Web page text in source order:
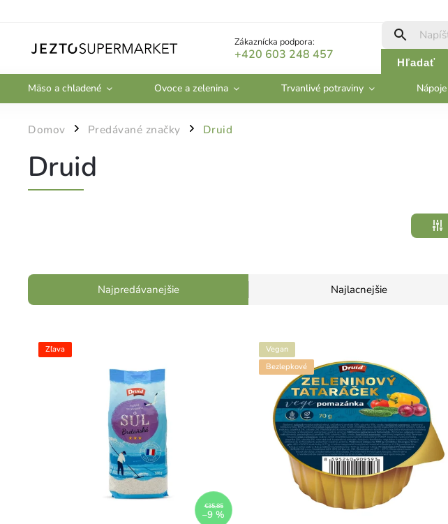
Zákaznícka podpora:
+420 603 248 457
Hľadať
Mäso a chladené Ovoce a zelenina Trvanlivé potraviny Nápoje
Domov / Predávané značky / Druid
Druid
Najpredávanejšie Najlacnejšie
Zľava
€35,85
–9 %
Vegan
Bezlepkové